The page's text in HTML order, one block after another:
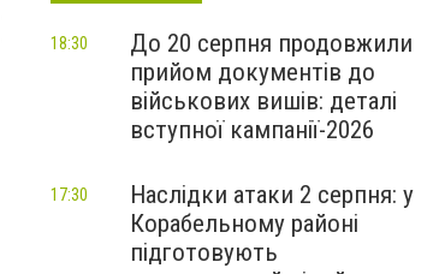
До 20 серпня продовжили
прийом документів до
військових вишів: деталі
вступної кампанії-2026
18:30
Наслідки атаки 2 серпня: у
Корабельному районі
підготовують
17:30